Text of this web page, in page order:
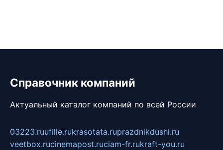
Справочник компаний
Актуальный каталог компаний по всей России
03223.ruufille.rukrasotata.ruprazdnikdushi.ru
veetbox.rucinemapost.ruciam-fr.rukraft-you.ru